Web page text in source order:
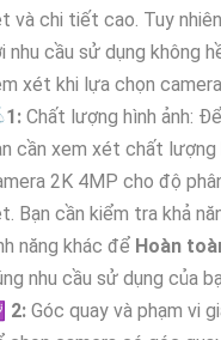
và chi tiết cao. Tuy
nhu cầu sử dụng không
xét khi lựa chọn
1: Chất lượng hình ảnh:
cần xem xét chất lượng
2K 4MP cho độ
Bạn cần kiểm tra khả
năng khác để Hoàn
nhu cầu sử dụng của
2: Góc quay và phạm vi